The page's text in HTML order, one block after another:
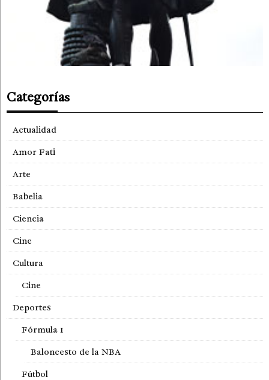
Categorías
Actualidad
Amor Fati
Arte
Babelia
Ciencia
Cine
Cultura
Cine
Deportes
Fórmula 1
Baloncesto de la NBA
Fútbol